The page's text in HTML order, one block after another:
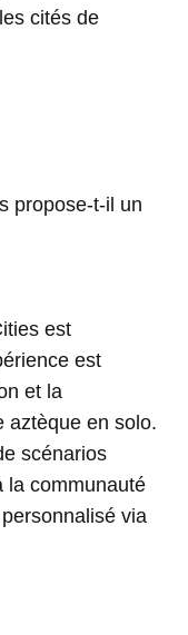
cités de
propose-t-il un
est
est
et la
aztèque en solo.
scénarios
la communauté
via